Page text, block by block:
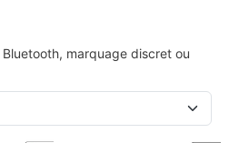
marquage discret ou